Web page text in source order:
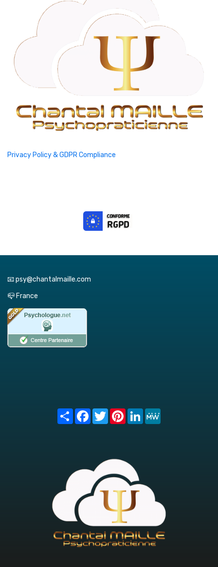
Privacy Policy & GDPR Compliance
📧 psy@chantalmaille.com
📪 France
Share FacebookTwitterPinterest
LinkedIn